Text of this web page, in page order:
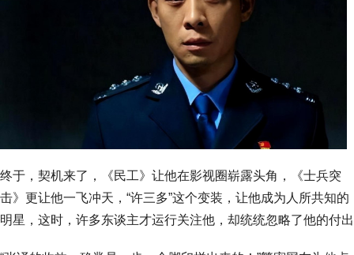
终于，契机来了，《民工》让他在影视圈崭露头角，《士兵突
击》更让他一飞冲天，“许三多”这个变装，让他成为人所共知的
明星，这时，许多东谈主才运行关注他，却统统忽略了他的付出